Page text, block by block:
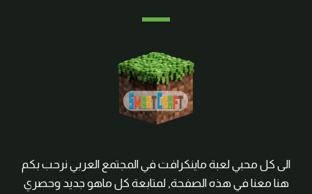
الى كل محبي لعبة ماينكرافت في المجتمع العربي نرحب بكم
هنا معنا في هذه الصفحة, لمتابعة كل ماهو جديد وحصري